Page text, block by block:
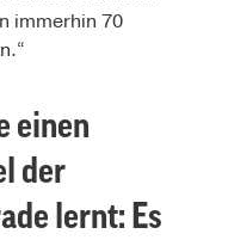
immerhin 70
einen
der
lernt: Es